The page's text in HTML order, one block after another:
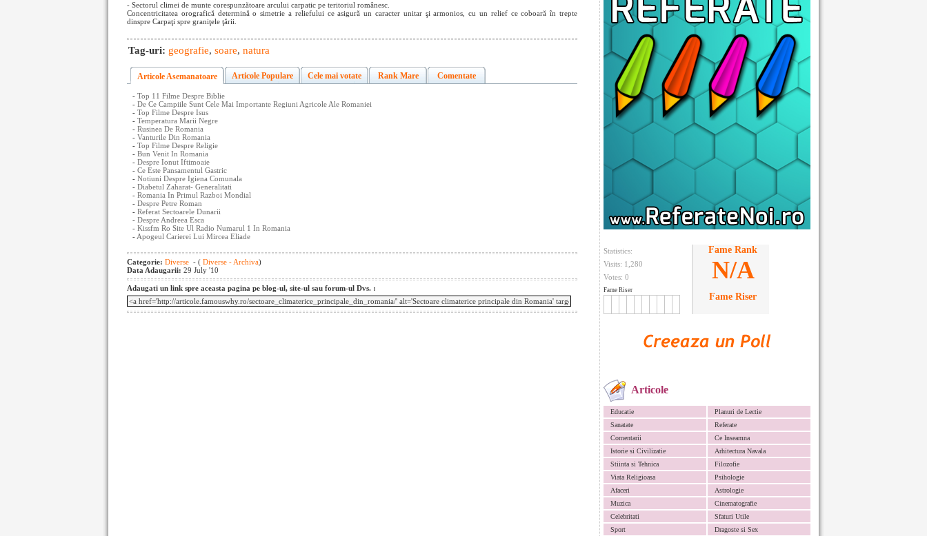
Statistics:
Visits: 1,280
Votes: 0
Fame Riser
Fame Rank
N/A
Fame Riser
Articole
Educatie
Planuri de Lectie
Sanatate
Referate
Comentarii
Ce Inseamna
Istorie si Civilizatie
Arhitectura Navala
Stiinta si Tehnica
Filozofie
Viata Religioasa
Psihologie
Afaceri
Astrologie
Muzica
Cinematografie
Celebritati
Sfaturi Utile
Sport
Dragoste si Sex
- Sectorul climei de munte corespunzătoare arcului carpatic pe teritoriul românesc.
Concentricitatea orografică determină o simetrie a reliefului ce asigură un caracter unitar şi armonios, cu un relief ce coboară în trepte
dinspre Carpaţi spre graniţele ţării.
Tag-uri: geografie, soare, natura
Articole Asemanatoare Articole Populare Cele mai votate Rank Mare Comentate
- Top 11 Filme Despre Biblie
- De Ce Campiile Sunt Cele Mai Importante Regiuni Agricole Ale Romaniei
- Top Filme Despre Isus
- Temperatura Marii Negre
- Rusinea De Romania
- Vanturile Din Romania
- Top Filme Despre Religie
- Bun Venit In Romania
- Despre Ionut Iftimoaie
- Ce Este Pansamentul Gastric
- Notiuni Despre Igiena Comunala
- Diabetul Zaharat- Generalitati
- Romania In Primul Razboi Mondial
- Despre Petre Roman
- Referat Sectoarele Dunarii
- Despre Andreea Esca
- Kissfm Ro Site Ul Radio Numarul 1 In Romania
- Apogeul Carierei Lui Mircea Eliade
Categorie: Diverse - ( Diverse - Archiva)
Data Adaugarii: 29 July '10
Adaugati un link spre aceasta pagina pe blog-ul, site-ul sau forum-ul Dvs. :